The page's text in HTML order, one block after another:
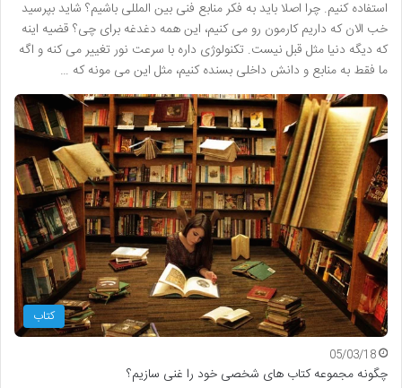
استفاده کنیم. چرا اصلا باید به فکر منابع فنی بین المللی باشیم؟ شاید بپرسید
خب الان که داریم کارمون رو می کنیم، این همه دغدغه برای چی؟ قضیه اینه
که دیگه دنیا مثل قبل نیست. تکنولوژی داره با سرعت نور تغییر می کنه و اگه
ما فقط به منابع و دانش داخلی بسنده کنیم، مثل این می مونه که …
کتاب
05/03/18
چگونه مجموعه کتاب های شخصی خود را غنی سازیم؟